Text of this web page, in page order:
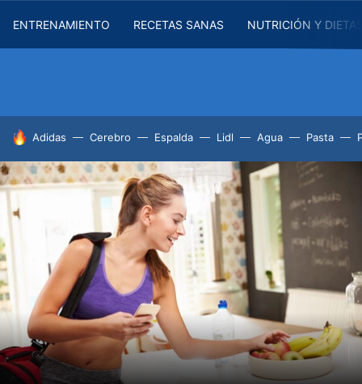
ENTRENAMIENTO RECETAS SANAS NUTRICIÓN Y
HOY SE HABLA DE
Adidas Cerebro Espalda Lidl Agua Pasta